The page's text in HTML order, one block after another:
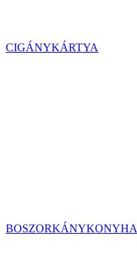
CIGÁNYKÁRTYA
BOSZORKÁNYKONYHA